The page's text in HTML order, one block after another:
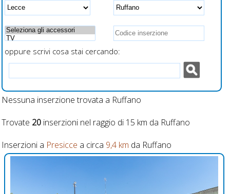
ricarica
oppure scrivi cosa stai cercando:
Nessuna inserzione trovata a Ruffano
Trovate 20inserzioni nel raggio di 15 km da Ruffano
Inserzioni a Presicce a circa 9,4 km da Ruffano